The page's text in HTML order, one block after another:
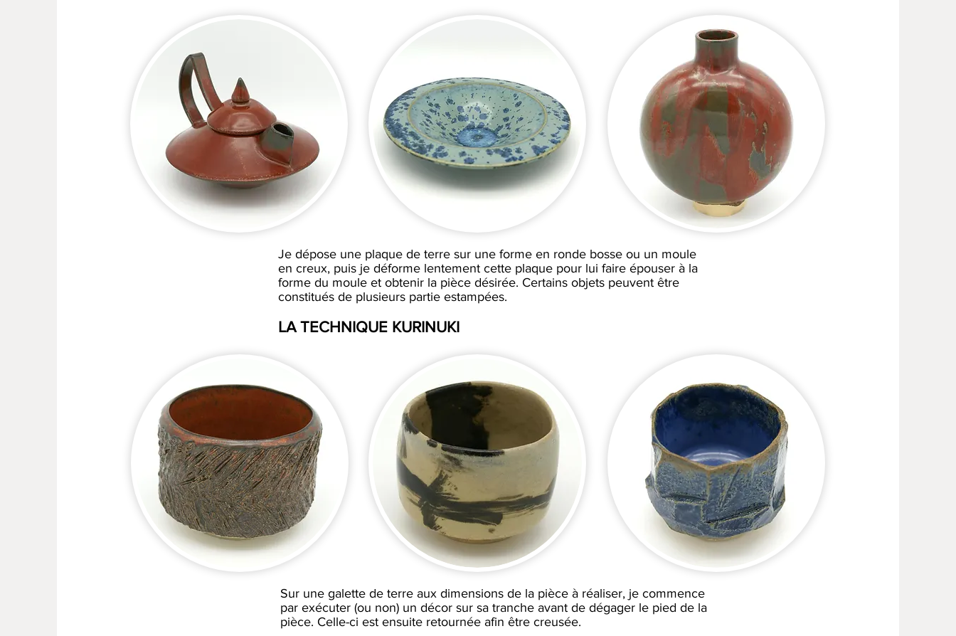
Je dépose une plaque de terre sur une forme en ronde bosse ou un moule
en creux, puis je déforme lentement cette plaque pour lui faire épouser à la
forme du moule et obtenir la pièce désirée. Certains objets peuvent être
constitués de plusieurs partie estampées.
LA TECHNIQUE KURINUKI
Sur une galette de terre aux dimensions de la pièce à réaliser, je commence
par exécuter (ou non) un décor sur sa tranche avant de dégager le pied de la
pièce. Celle-ci est ensuite retournée afin être creusée.